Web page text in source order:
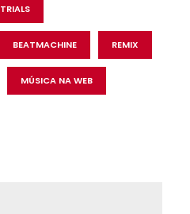
TRIALS
BEATMACHINE REMIX
MÚSICA NA WEB